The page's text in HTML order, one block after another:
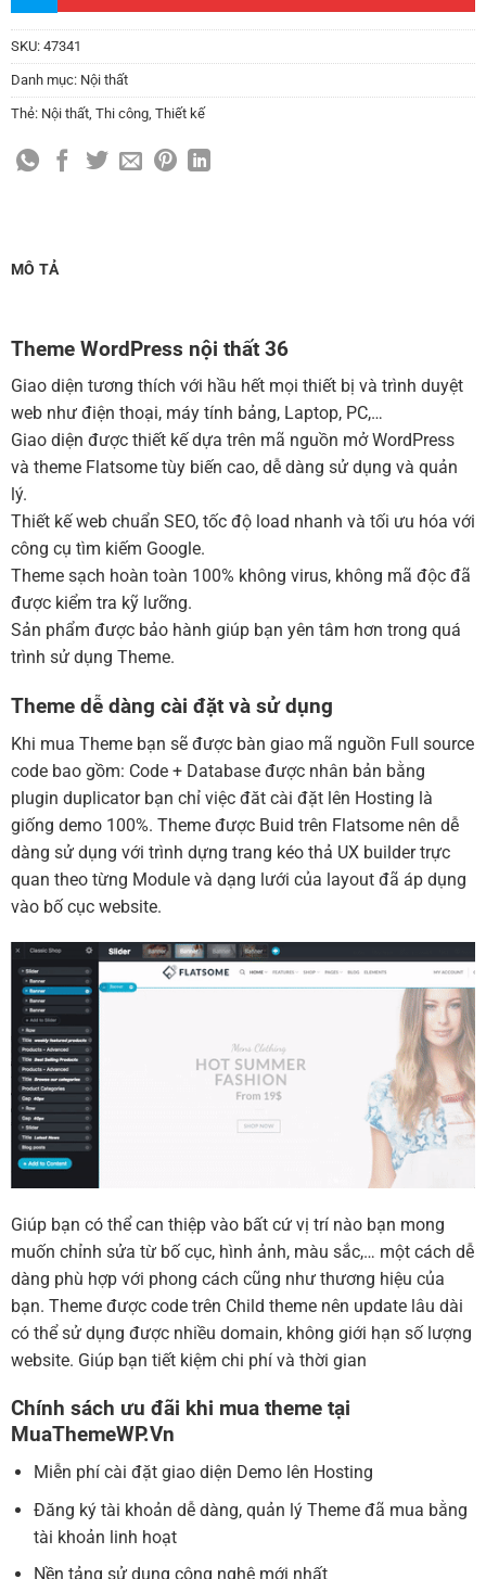
Thiết kế 2 banner chạy ở slider chính
Thay đổi màu sắc toàn bộ site theo yêu cầu
(+150,000 ₫)
Thiết kế logo đơn giản để đăng web
MUA THÊM TÊN MIỀN + HOSTING
Tên miền Việt Nam .vn (1 năm) (+550,000 ₫)
Hosting 2GB SSD (1 năm)
(+700,000 ₫)
Hosting 4GB SSD (1 năm)(+1,000,000 ₫)
Hosting 8GB SSD (1 năm)(+1,200,000 ₫)
SKU: 47341
Danh mục: Nội thất
Thẻ: Nội thất Thi công Thiết kế
MÔ TẢ
Theme WordPress nội thất 36
Giao diện tương thích với hầu hết mọi thiết bị và trình duyệt
web như điện thoại, máy tính bảng, Laptop, PC,…
Giao diện được thiết kế dựa trên mã nguồn mở WordPress
và theme Flatsome tùy biến cao, dễ dàng sử dụng và quản
lý.
Thiết kế web chuẩn SEO, tốc độ load nhanh và tối ưu hóa với
công cụ tìm kiếm Google.
Theme sạch hoàn toàn 100% không virus, không mã độc đã
được kiểm tra kỹ lưỡng.
Sản phẩm được bảo hành giúp bạn yên tâm hơn trong quá
trình sử dụng Theme.
Theme dễ dàng cài đặt và sử dụng
Khi mua Theme bạn sẽ được bàn giao mã nguồn Full source
code bao gồm: Code + Database được nhân bản bằng
plugin duplicator bạn chỉ việc đăt cài đặt lên Hosting là
giống demo 100%. Theme được Buid trên Flatsome nên dễ
dàng sử dụng với trình dựng trang kéo thả UX builder trực
quan theo từng Module và dạng lưới của layout đã áp dụng
vào bố cục website.
Giúp bạn có thể can thiệp vào bất cứ vị trí nào bạn mong
muốn chỉnh sửa từ bố cục, hình ảnh, màu sắc,… một cách dễ
dàng phù hợp với phong cách cũng như thương hiệu của
bạn. Theme được code trên Child theme nên update lâu dài
có thể sử dụng được nhiều domain, không giới hạn số lượng
website. Giúp bạn tiết kiệm chi phí và thời gian
Chính sách ưu đãi khi mua theme tại
MuaThemeWP.Vn
Miễn phí cài đặt giao diện Demo lên Hosting
Đăng ký tài khoản dễ dàng, quản lý Theme đã mua bằng
tài khoản linh hoạt
Nền tảng sử dụng công nghệ mới nhất